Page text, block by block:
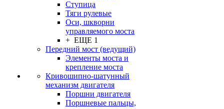
Ступица
Тяги рулевые
Оси, шкворни
управляемого моста
+ ЕЩЕ 1
Передний мост (ведущий)
Элементы моста и
крепление моста
Кривошипно-шатунный
механизм двигателя
Поршни двигателя
Поршневые пальцы,